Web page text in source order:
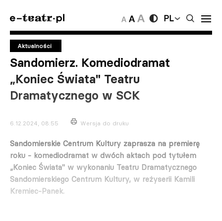
PL
Aktualności
Sandomierz. Komediodramat
„Koniec Świata" Teatru
Dramatycznego w SCK
6.12.2024, 08:55 Wersja do druku
Sandomierskie Centrum Kultury zaprasza na premierę
roku - komediodramat w dwóch aktach pod tytułem
„Koniec Świata" w wykonaniu Teatru Dramatycznego
Sandomierskiego Centrum Kultury, w reżyserii Kamili
Kremiec-Panek.